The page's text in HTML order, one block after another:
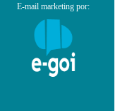
E-mail marketing por: